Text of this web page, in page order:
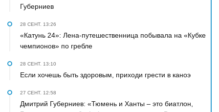
Губерниев
28 СЕНТ. 13:26
«Катунь 24»: Лена-путешественница побывала на «Кубке
чемпионов» по гребле
28 СЕНТ. 13:10
Если хочешь быть здоровым, приходи грести в каноэ
27 СЕНТ. 12:58
Дмитрий Губерниев: «Тюмень и Ханты – это биатлон,